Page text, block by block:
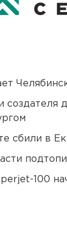
создателя
сбили в
100